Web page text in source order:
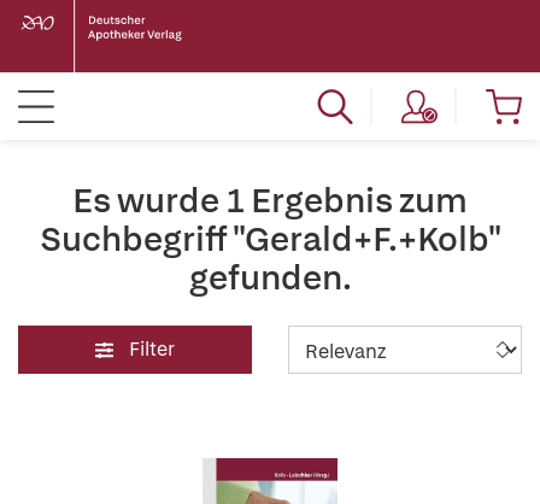
Es wurde 1 Ergebnis zum
Suchbegriff "Gerald+F.+Kolb"
gefunden.
Filter